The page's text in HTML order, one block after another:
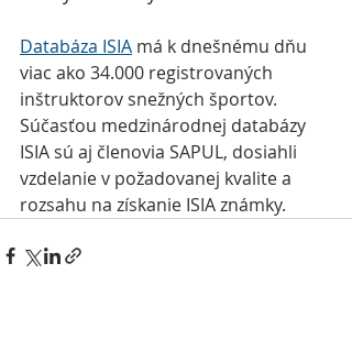
Databáza ISIA má k dnešnému dňu
viac ako 34.000 registrovaných
inštruktorov snežných športov.
Súčasťou medzinárodnej databázy
ISIA sú aj členovia SAPUL, dosiahli
vzdelanie v požadovanej kvalite a
rozsahu na získanie ISIA známky.